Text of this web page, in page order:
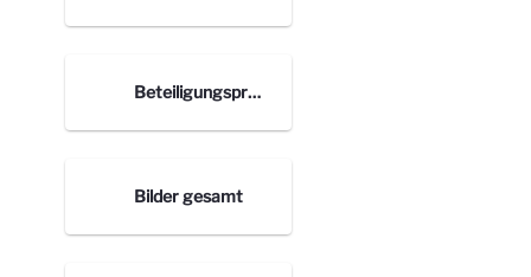
Beteiligungsprozess nach Orten
Bilder gesamt